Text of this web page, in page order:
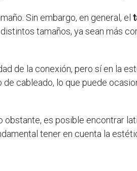
Sin embargo, en general, el
tamaños, ya sean más
de la conexión, pero sí en la
cableado, lo que puede
es posible encontrar
tener en cuenta la